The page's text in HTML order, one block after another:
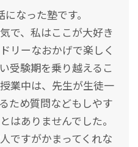
なった塾です。
で、私はここが大好き
リーなおかげで楽しく
受験期を乗り越えるこ
業中は、先生が生徒一
ため質問などもしやす
はありませんでした。
ですがかまってくれな